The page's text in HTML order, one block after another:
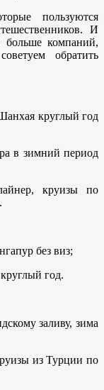
пользуются
И
больше компаний,
обратить
круглый год
в зимний период
круизы по
без виз;
год.
заливу, зима
из Турции по